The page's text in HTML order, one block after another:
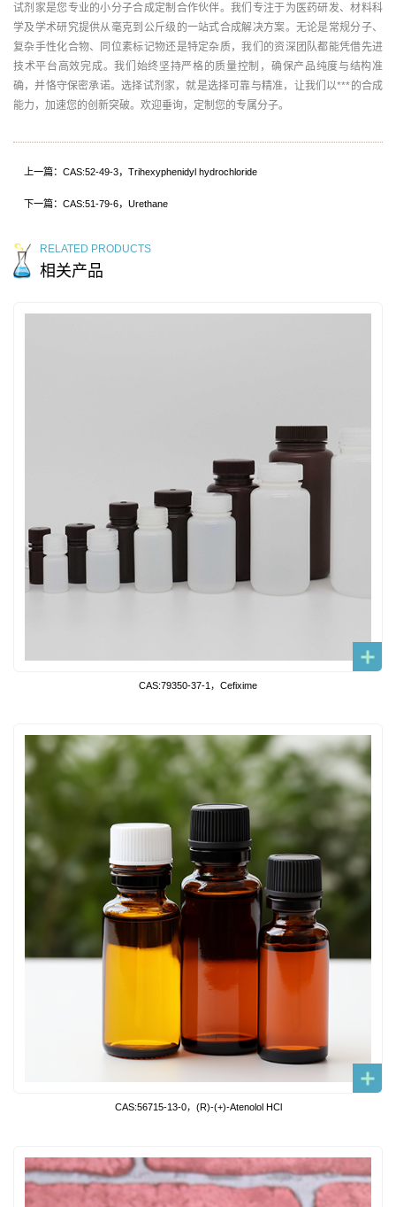
试剂家是您专业的小分子合成定制合作伙伴。我们专注于为医药研发、材料科
学及学术研究提供从毫克到公斤级的一站式合成解决方案。无论是常规分子、
复杂手性化合物、同位素标记物还是特定杂质，我们的资深团队都能凭借先进
技术平台高效完成。我们始终坚持严格的质量控制，确保产品纯度与结构准
确，并恪守保密承诺。选择试剂家，就是选择可靠与精准，让我们以***的合成
能力，加速您的创新突破。欢迎垂询，定制您的专属分子。
上一篇：CAS:52-49-3，Trihexyphenidyl hydrochloride
下一篇：CAS:51-79-6，Urethane
RELATED PRODUCTS
相关产品
CAS:79350-37-1，Cefixime
CAS:56715-13-0，(R)-(+)-Atenolol HCl